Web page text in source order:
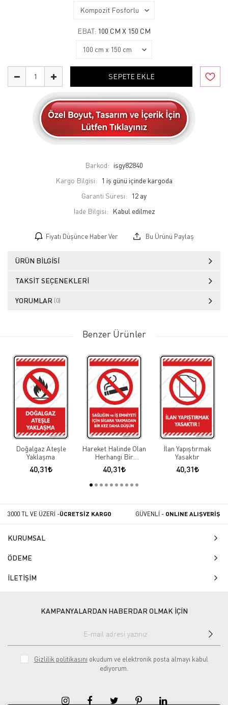
EBAT: 100 CM X 150 CM
SEPETE EKLE
Barkod: isgy82840
Kargo Bilgisi:
1 iş günü içinde kargoda
Garanti Süresi:
12 ay
İade Bilgisi:
Fiyatı Düşünce Haber Ver Bu Ürünü Paylaş
ÜRÜN BILGISI
TAKSIT SEÇENEKLERI
YORUMLAR (0)
Benzer Ürünler
Doğalgaz Ateşle
Yaklaşma
40,31
Hareket Halinde Olan
Herhangi Bir
Makinanın
Korkuluklarını Açma
40,31
İlan Yapıştırmak
Yasaktır
40,31
3000 TL VE ÜZERİ -ÜCRETSİZ KARGO GÜVENLİ - ONLINE ALIŞVERİŞ
KURUMSAL
ÖDEME
İLETİŞİM
KAMPANYALARDAN HABERDAR OLMAK İÇİN
Gizlilik politikasını okudum ve elektronik posta almayı kabul
ediyorum.